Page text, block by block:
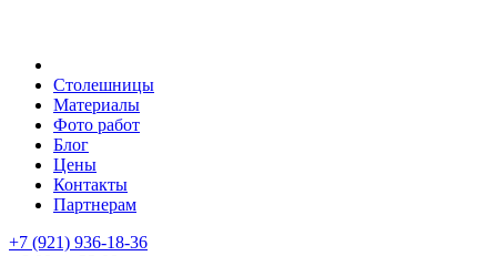
Столешницы
Материалы
Фото работ
Блог
Цены
Контакты
Партнерам
+7 (921) 936-18-36